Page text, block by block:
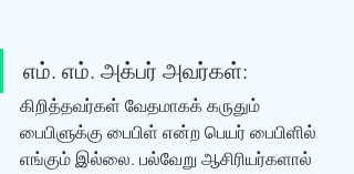
எம். எம். அக்பர் அவர்கள்:
கிறித்தவர்கள் வேதமாகக் கருதும்
பைபிளுக்கு பைபிள் என்ற பெயர் பைபிளில்
எங்கும் இல்லை. பல்வேறு ஆசிரியர்களால்